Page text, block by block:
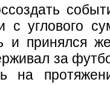
с углового
и принялся
за
на